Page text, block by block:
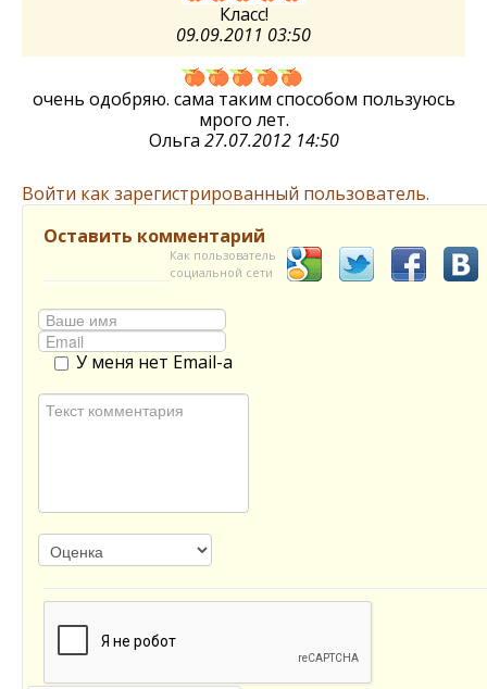
Класс!
09.09.2011 03:50
очень одобряю. сама таким способом пользуюсь
мрого лет.
Ольга 27.07.2012 14:50
Войти как зарегистрированный пользователь.
Оставить комментарий
Как пользователь
социальной сети
У меня нет Email-а